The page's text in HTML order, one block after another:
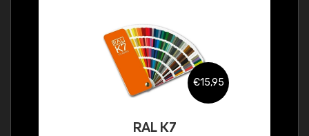
€15,95
RAL K7